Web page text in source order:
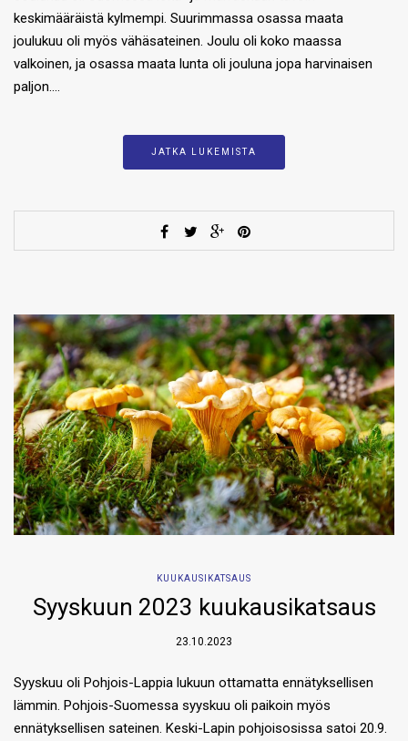
keskimääräistä kylmempi. Suurimmassa osassa maata
joulukuu oli myös vähäsateinen. Joulu oli koko maassa
valkoinen, ja osassa maata lunta oli jouluna jopa harvinaisen
paljon….
JATKA LUKEMISTA
KUUKAUSIKATSAUS
Syyskuun 2023 kuukausikatsaus
23.10.2023
Syyskuu oli Pohjois-Lappia lukuun ottamatta ennätyksellisen
lämmin. Pohjois-Suomessa syyskuu oli paikoin myös
ennätyksellisen sateinen. Keski-Lapin pohjoisosissa satoi 20.9.